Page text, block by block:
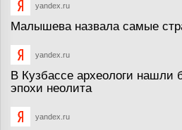
yandex.ru
Малышева назвала самые
yandex.ru
В Кузбассе археологи нашли
эпохи неолита
yandex.ru